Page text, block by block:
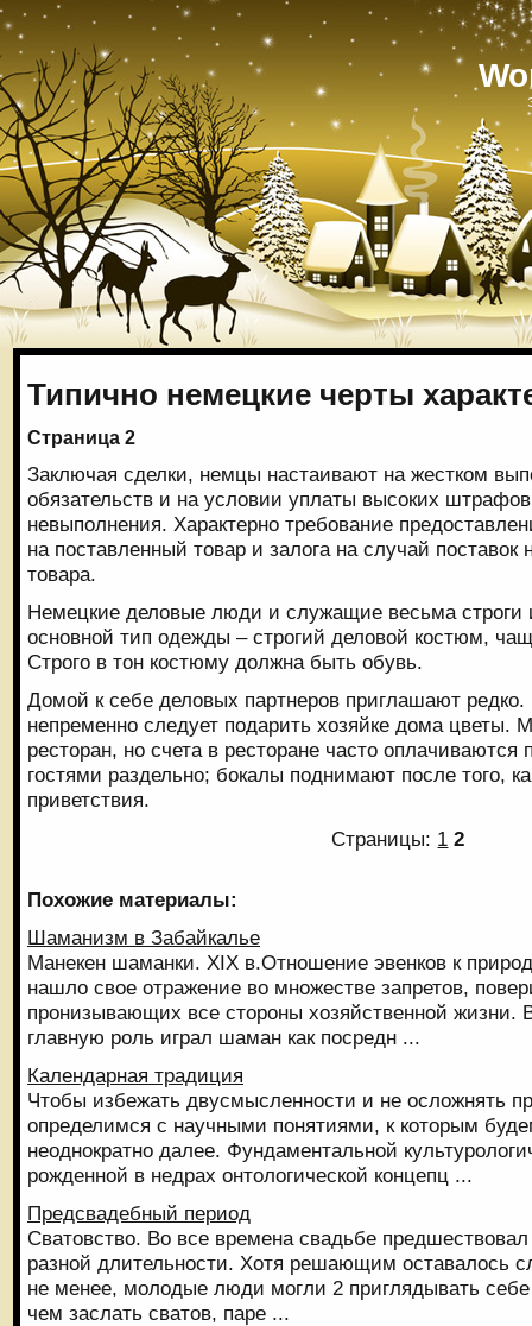
Типично немецкие черты
Страница 2
Заключая сделки, немцы настаивают на жестком
обязательств и на условии уплаты высоких
невыполнения. Характерно требование
на поставленный товар и залога на случай поставок
товара.
Немецкие деловые люди и служащие весьма строги
основной тип одежды – строгий деловой костюм,
Строго в тон костюму должна быть обувь.
Домой к себе деловых партнеров приглашают редко.
непременно следует подарить хозяйке дома цветы.
ресторан, но счета в ресторане часто
гостями раздельно; бокалы поднимают после того,
приветствия.
Страницы: 1 2
Похожие материалы:
Шаманизм в Забайкалье
Манекен шаманки. XIX в.Отношение эвенков к
нашло свое отражение во множестве запретов,
пронизывающих все стороны хозяйственной жизни.
главную роль играл шаман как посредн ...
Календарная традиция
Чтобы избежать двусмысленности и не осложнять
определимся с научными понятиями, к которым
неоднократно далее. Фундаментальной
рожденной в недрах онтологической концепц ...
Предсвадебный период
Сватовство. Во все времена свадьбе
разной длительности. Хотя решающим оставалось
не менее, молодые люди могли 2 приглядывать
чем заслать сватов, паре ...